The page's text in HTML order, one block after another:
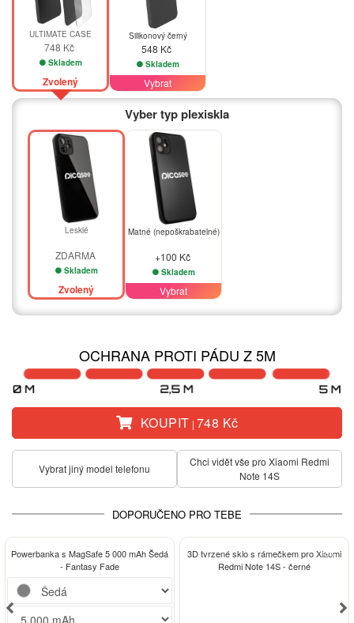
ULTIMATE CASE
748 Kč
Skladem
Zvolený
Silikonový černý
548 Kč
Skladem
Vybrat
Vyber typ plexiskla
Lesklé
ZDARMA
Skladem
Zvolený
Matné (nepoškrabatelné)
+100 Kč
Skladem
Vybrat
OCHRANA PROTI PÁDU Z 5M
KOUPIT | 748 Kč
Vybrat jiný model telefonu
Chci vidět vše pro Xiaomi Redmi
Note 14S
DOPORUČENO PRO TEBE
Powerbanka s MagSafe 5 000 mAh Šedá
- Fantasy Fade
-13%
3D tvrzené sklo s rámečkem pro Xiaomi
Redmi Note 14S - černé